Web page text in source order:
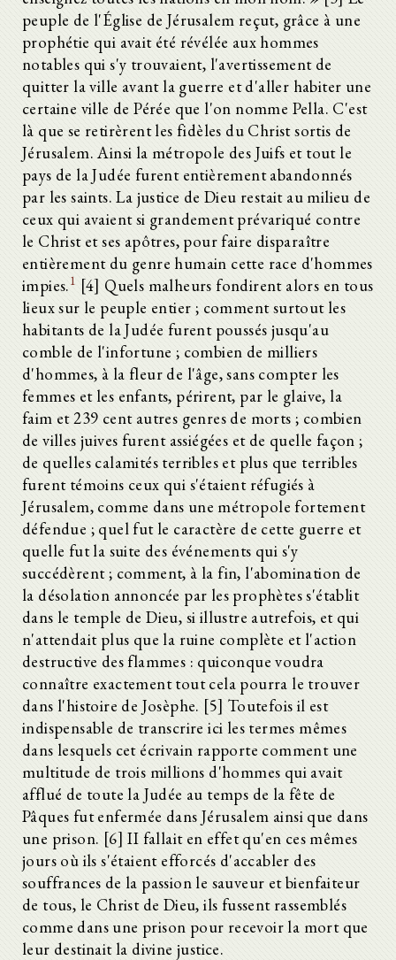
peuple de l'Église de Jérusalem reçut, grâce à une
prophétie qui avait été révélée aux hommes
notables qui s'y trouvaient, l'avertissement de
quitter la ville avant la guerre et d'aller habiter une
certaine ville de Pérée que l'on nomme Pella. C'est
là que se retirèrent les fidèles du Christ sortis de
Jérusalem. Ainsi la métropole des Juifs et tout le
pays de la Judée furent entièrement abandonnés
par les saints. La justice de Dieu restait au milieu de
ceux qui avaient si grandement prévariqué contre
le Christ et ses apôtres, pour faire disparaître
entièrement du genre humain cette race d'hommes
impies.1 [4] Quels malheurs fondirent alors en tous
lieux sur le peuple entier ; comment surtout les
habitants de la Judée furent poussés jusqu'au
comble de l'infortune ; combien de milliers
d'hommes, à la fleur de l'âge, sans compter les
femmes et les enfants, périrent, par le glaive, la
faim et 239 cent autres genres de morts ; combien
de villes juives furent assiégées et de quelle façon ;
de quelles calamités terribles et plus que terribles
furent témoins ceux qui s'étaient réfugiés à
Jérusalem, comme dans une métropole fortement
défendue ; quel fut le caractère de cette guerre et
quelle fut la suite des événements qui s'y
succédèrent ; comment, à la fin, l'abomination de
la désolation annoncée par les prophètes s'établit
dans le temple de Dieu, si illustre autrefois, et qui
n'attendait plus que la ruine complète et l'action
destructive des flammes : quiconque voudra
connaître exactement tout cela pourra le trouver
dans l'histoire de Josèphe. [5] Toutefois il est
indispensable de transcrire ici les termes mêmes
dans lesquels cet écrivain rapporte comment une
multitude de trois millions d'hommes qui avait
afflué de toute la Judée au temps de la fête de
Pâques fut enfermée dans Jérusalem ainsi que dans
une prison. [6] II fallait en effet qu'en ces mêmes
jours où ils s'étaient efforcés d'accabler des
souffrances de la passion le sauveur et bienfaiteur
de tous, le Christ de Dieu, ils fussent rassemblés
comme dans une prison pour recevoir la mort que
leur destinait la divine justice.